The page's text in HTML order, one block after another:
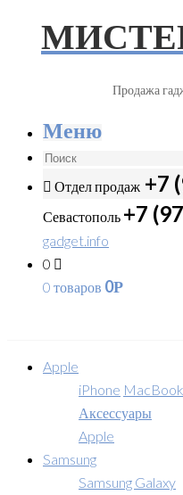
Продажа
Меню
Отдел продаж +7
Севастополь +7
gadget.info
0
0 товаров 0Р
Apple
iPhone MacBook
Аксессуары
Apple
Samsung
Samsung Galaxy